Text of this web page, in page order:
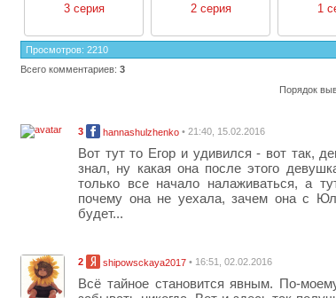
3 серия 2 серия 1
Просмотров: 2210
Всего комментариев: 3
Порядок
3 hannashulzhenko • 21:40, 15.02.2016
Вот тут то Егор и удивился - вот так,
знал, ну какая она после этого
только все начало налаживаться, а
почему она не уехала, зачем она с
будет...
2 shipowsckaya2017 • 16:51, 02.02.2016
Всё тайное становится явным. По-